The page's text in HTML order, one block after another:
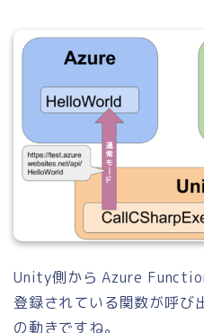
Unity側から Azure
登録されている関数が呼び
の動きですね。